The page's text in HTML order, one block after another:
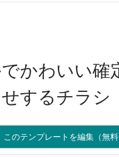
かわいい確
するチラシ
このテンプレートを編集（無料